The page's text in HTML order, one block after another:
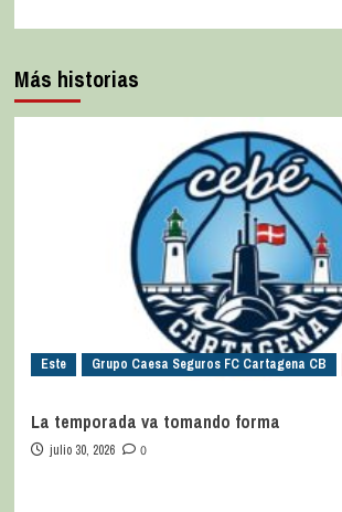
Más historias
Este Grupo Caesa Seguros FC Cartagena CB
La temporada va tomando forma
julio 30, 2026 0